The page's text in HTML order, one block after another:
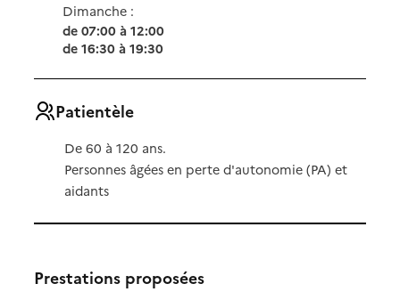
Dimanche :
de 07:00 à 12:00
de 16:30 à 19:30
Patientèle
De 60 à 120 ans.
Personnes âgées en perte d'autonomie (PA) et
aidants
Prestations proposées